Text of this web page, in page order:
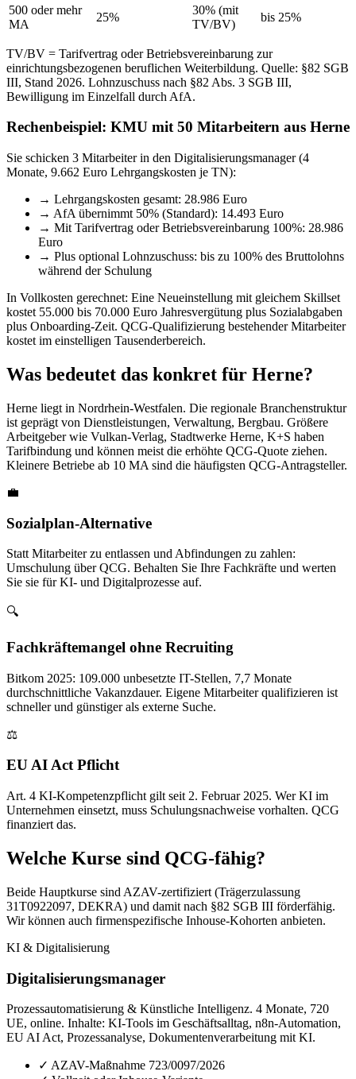
500 oder mehr
MA
25%
30% (mit
TV/BV)
bis 25%
TV/BV = Tarifvertrag oder Betriebsvereinbarung zur
einrichtungsbezogenen beruflichen Weiterbildung. Quelle: §82 SGB
III, Stand 2026. Lohnzuschuss nach §82 Abs. 3 SGB III,
Bewilligung im Einzelfall durch AfA.
Rechenbeispiel: KMU mit 50 Mitarbeitern aus Herne
Sie schicken 3 Mitarbeiter in den Digitalisierungsmanager (4
Monate, 9.662 Euro Lehrgangskosten je TN):
→ Lehrgangskosten gesamt: 28.986 Euro
→ AfA übernimmt 50% (Standard): 14.493 Euro
→ Mit Tarifvertrag oder Betriebsvereinbarung 100%: 28.986
Euro
→ Plus optional Lohnzuschuss: bis zu 100% des Bruttolohns
während der Schulung
In Vollkosten gerechnet: Eine Neueinstellung mit gleichem Skillset
kostet 55.000 bis 70.000 Euro Jahresvergütung plus Sozialabgaben
plus Onboarding-Zeit. QCG-Qualifizierung bestehender Mitarbeiter
kostet im einstelligen Tausenderbereich.
Was bedeutet das konkret für Herne?
Herne liegt in Nordrhein-Westfalen. Die regionale Branchenstruktur
ist geprägt von Dienstleistungen, Verwaltung, Bergbau. Größere
Arbeitgeber wie Vulkan-Verlag, Stadtwerke Herne, K+S haben
Tarifbindung und können meist die erhöhte QCG-Quote ziehen.
Kleinere Betriebe ab 10 MA sind die häufigsten QCG-Antragsteller.
💼
Sozialplan-Alternative
Statt Mitarbeiter zu entlassen und Abfindungen zu zahlen:
Umschulung über QCG. Behalten Sie Ihre Fachkräfte und werten
Sie sie für KI- und Digitalprozesse auf.
🔍
Fachkräftemangel ohne Recruiting
Bitkom 2025: 109.000 unbesetzte IT-Stellen, 7,7 Monate
durchschnittliche Vakanzdauer. Eigene Mitarbeiter qualifizieren ist
schneller und günstiger als externe Suche.
⚖
EU AI Act Pflicht
Art. 4 KI-Kompetenzpflicht gilt seit 2. Februar 2025. Wer KI im
Unternehmen einsetzt, muss Schulungsnachweise vorhalten. QCG
finanziert das.
Welche Kurse sind QCG-fähig?
Beide Hauptkurse sind AZAV-zertifiziert (Trägerzulassung
31T0922097, DEKRA) und damit nach §82 SGB III förderfähig.
Wir können auch firmenspezifische Inhouse-Kohorten anbieten.
KI & Digitalisierung
Digitalisierungsmanager
Prozessautomatisierung & Künstliche Intelligenz. 4 Monate, 720
UE, online. Inhalte: KI-Tools im Geschäftsalltag, n8n-Automation,
EU AI Act, Prozessanalyse, Dokumentenverarbeitung mit KI.
✓ AZAV-Maßnahme 723/0097/2026